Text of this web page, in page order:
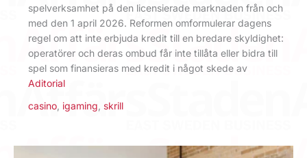
spelverksamhet på den licensierade marknaden från och
med den 1 april 2026. Reformen omformulerar dagens
regel om att inte erbjuda kredit till en bredare skyldighet:
operatörer och deras ombud får inte tillåta eller bidra till
spel som finansieras med kredit i något skede av
Aditorial
casino igaming skrill